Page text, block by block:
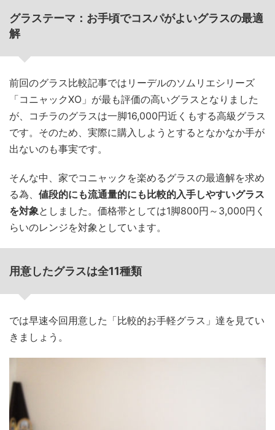
グラステーマ：お手頃でコスパがよいグラスの最適
解
前回のグラス比較記事ではリーデルのソムリエシリーズ
「コニャックXO」が最も評価の高いグラスとなりました
が、コチラのグラスは一脚16,000円近くもする高級グラス
です。そのため、実際に購入しようとするとなかなか手が
出ないのも事実です。
そんな中、家でコニャックを楽めるグラスの最適解を求め
る為、 値段的にも流通量的にも比較的入手しやすいグラス
を対象としました。価格帯としては1脚800円～3,000円く
らいのレンジを対象としています。
用意したグラスは全11種類
では早速今回用意した「比較的お手軽グラス」達を見てい
きましょう。